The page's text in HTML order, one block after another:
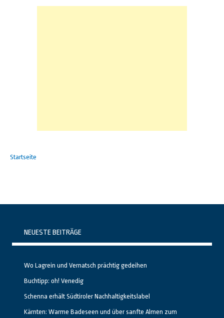
Startseite
NEUESTE BEITRÄGE
Wo Lagrein und Vernatsch prächtig gedeihen
Buchtipp: oh! Venedig
Schenna erhält Südtiroler Nachhaltigkeitslabel
Kärnten: Warme Badeseen und über sanfte Almen zum